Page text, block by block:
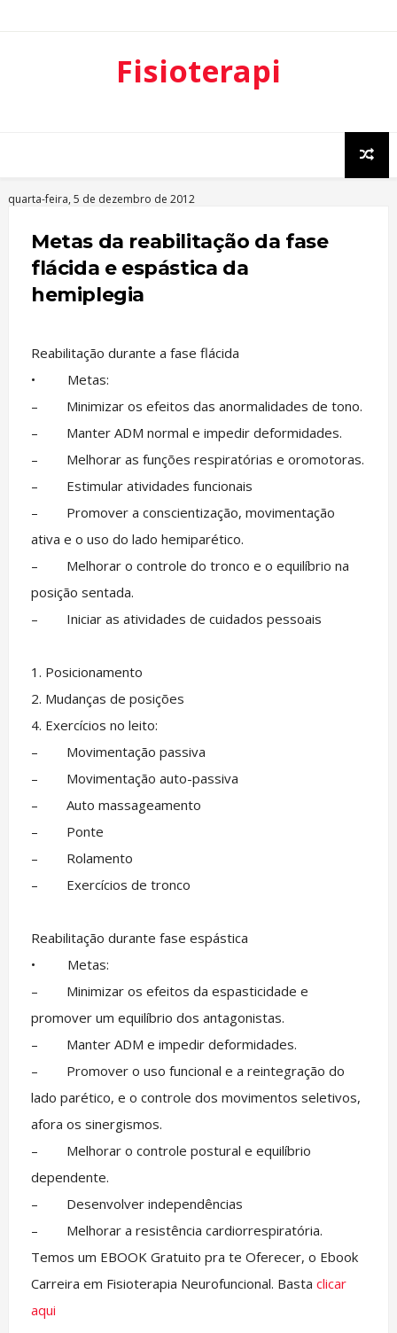
Fisioterapi
onal
quarta-feira, 5 de dezembro de 2012
Metas da reabilitação da fase
flácida e espástica da
hemiplegia
Reabilitação durante a fase flácida
• Metas:
– Minimizar os efeitos das anormalidades de tono.
– Manter ADM normal e impedir deformidades.
– Melhorar as funções respiratórias e oromotoras.
– Estimular atividades funcionais
– Promover a conscientização, movimentação
ativa e o uso do lado hemiparético.
– Melhorar o controle do tronco e o equilíbrio na
posição sentada.
– Iniciar as atividades de cuidados pessoais
1. Posicionamento
2. Mudanças de posições
4. Exercícios no leito:
– Movimentação passiva
– Movimentação auto-passiva
– Auto massageamento
– Ponte
– Rolamento
– Exercícios de tronco
Reabilitação durante fase espástica
• Metas:
– Minimizar os efeitos da espasticidade e
promover um equilíbrio dos antagonistas.
– Manter ADM e impedir deformidades.
– Promover o uso funcional e a reintegração do
lado parético, e o controle dos movimentos seletivos,
afora os sinergismos.
– Melhorar o controle postural e equilíbrio
dependente.
– Desenvolver independências
– Melhorar a resistência cardiorrespiratória.
Temos um EBOOK Gratuito pra te Oferecer, o Ebook
Carreira em Fisioterapia Neurofuncional. Basta clicar
aqui